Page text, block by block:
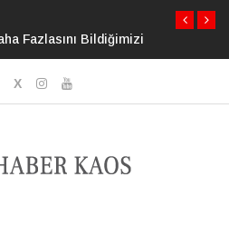
Bildiğimizi Sanıyoruz?